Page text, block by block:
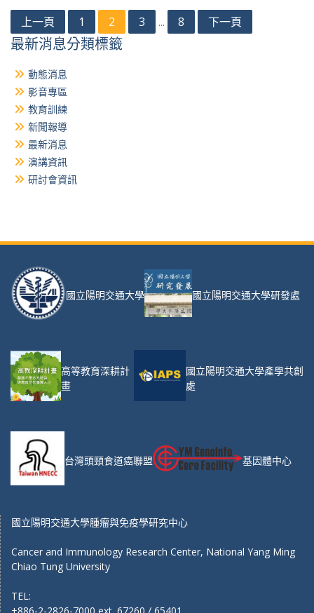
章
頁
上一頁 1 2 3 ... 8 下一頁
最新消息分類標籤
動態消息
影音專區
教育訓練
新聞報導
最新消息
演講資訊
研討會資訊
國立陽明交通大學 國立陽明交通大學研發處
高等教育深耕計
畫
國立陽明交通大學產學共創
處
台灣頭頸食道癌聯盟 基因體中心
國立陽明交通大學腫瘤與免疫學研究中心
Cancer and Immunology Research Center, National Yang Ming
Chiao Tung University
TEL: